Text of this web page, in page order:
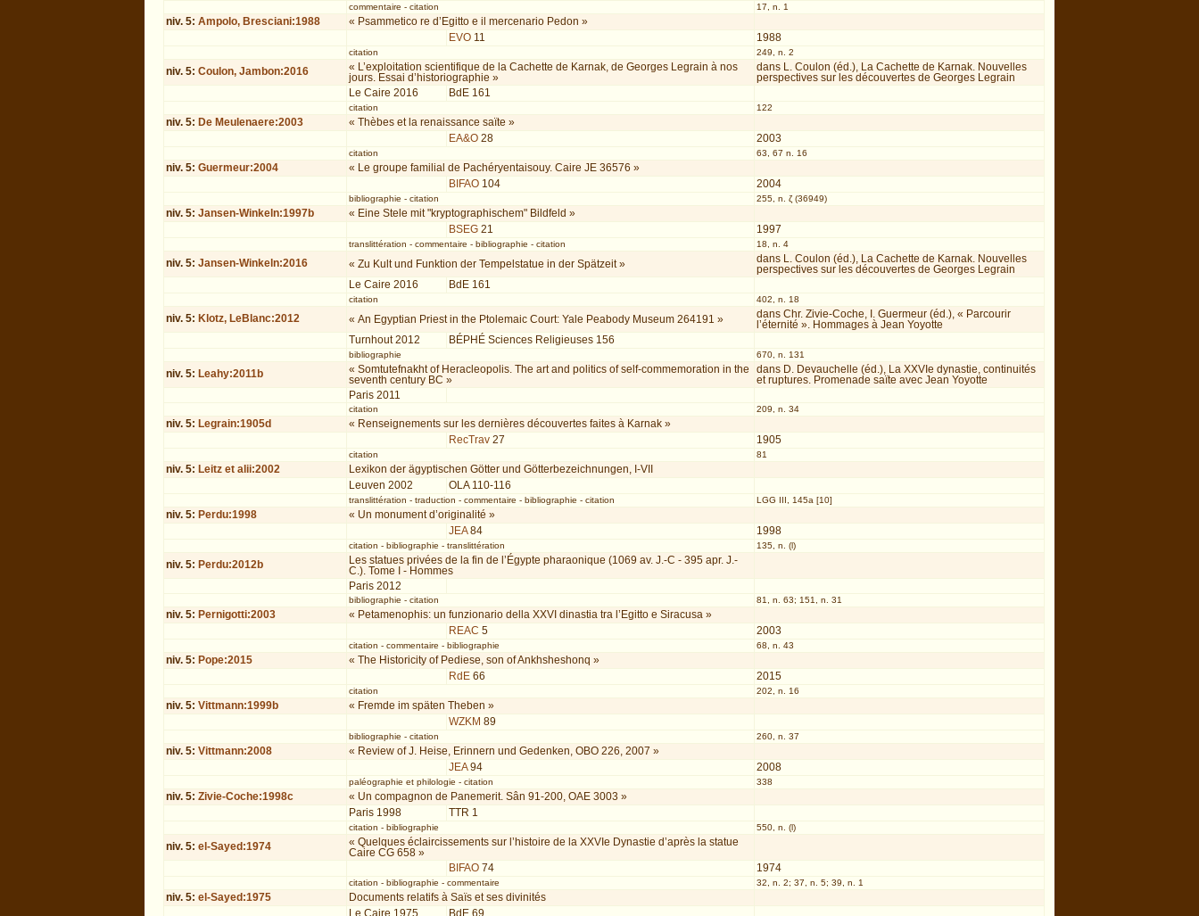
commentaire - citation 17, n. 1
niv. 5:Ampolo, Bresciani:1988
« Psammetico re d’Egitto e il mercenario Pedon »
EVO 11 1988
citation 249, n. 2
niv. 5:Coulon, Jambon:2016
« L’exploitation scientifique de la Cachette de Karnak, de Georges Legrain à nos
jours. Essai d’historiographie »
dans L. Coulon (éd.), La Cachette de Karnak. Nouvelles
perspectives sur les découvertes de Georges Legrain
Le Caire 2016
BdE 161
citation 122
niv. 5: De Meulenaere:2003
« Thèbes et la renaissance saïte »
EA&O 28 2003
citation 63, 67 n. 16
niv. 5:Guermeur:2004
« Le groupe familial de Pachéryentaisouy. Caire JE 36576 »
BIFAO 104 2004
bibliographie - citation 255, n. ζ (36949)
niv. 5:Jansen-Winkeln:1997b
« Eine Stele mit "kryptographischem" Bildfeld »
BSEG 21 1997
translittération - commentaire - bibliographie - citation 18, n. 4
niv. 5:Jansen-Winkeln:2016 « Zu Kult und Funktion der Tempelstatue in der Spätzeit »
dans L. Coulon (éd.), La Cachette de Karnak. Nouvelles
perspectives sur les découvertes de Georges Legrain
Le Caire 2016
BdE 161
citation 402, n. 18
niv. 5: Klotz, LeBlanc:2012 « An Egyptian Priest in the Ptolemaic Court: Yale Peabody Museum 264191 »
dans Chr. Zivie-Coche, I. Guermeur (éd.), « Parcourir
l’éternité ». Hommages à Jean Yoyotte
Turnhout 2012
BÉPHÉ Sciences Religieuses 156
bibliographie 670, n. 131
niv. 5: Leahy:2011b
« Somtutefnakht of Heracleopolis. The art and politics of self-commemoration in the
seventh century BC »
dans D. Devauchelle (éd.), La XXVIe dynastie, continuités
et ruptures. Promenade saïte avec Jean Yoyotte
Paris 2011
citation 209, n. 34
niv. 5: Legrain:1905d
« Renseignements sur les dernières découvertes faites à Karnak »
RecTrav 27 1905
citation 81
niv. 5: Leitz et alii:2002
Lexikon der ägyptischen Götter und Götterbezeichnungen, I-VII
Leuven 2002
OLA 110-116
translittération - traduction - commentaire - bibliographie - citation LGG III, 145a [10]
niv. 5: Perdu:1998
« Un monument d’originalité »
JEA84 1998
citation - bibliographie - translittération 135, n. (l)
niv. 5: Perdu:2012b
Les statues privées de la fin de l’Égypte pharaonique (1069 av. J.-C - 395 apr. J.-
C.). Tome I - Hommes
Paris 2012
bibliographie - citation 81, n. 63; 151, n. 31
niv. 5: Pernigotti:2003
« Petamenophis: un funzionario della XXVI dinastia tra l’Egitto e Siracusa »
REAC 5 2003
citation - commentaire - bibliographie 68, n. 43
niv. 5: Pope:2015
« The Historicity of Pediese, son of Ankhsheshonq »
RdE 66 2015
citation 202, n. 16
niv. 5:Vittmann:1999b
« Fremde im späten Theben »
WZKM 89
bibliographie - citation 260, n. 37
niv. 5:Vittmann:2008
« Review of J. Heise, Erinnern und Gedenken, OBO 226, 2007 »
JEA94 2008
paléographie et philologie - citation 338
niv. 5:Zivie-Coche:1998c
« Un compagnon de Panemerit. Sân 91-200, OAE 3003 »
Paris 1998
TTR 1
citation - bibliographie 550, n. (l)
niv. 5:el-Sayed:1974
« Quelques éclaircissements sur l’histoire de la XXVIe Dynastie d’après la statue
Caire CG 658 »
BIFAO 74 1974
citation - bibliographie - commentaire 32, n. 2; 37, n. 5; 39, n. 1
niv. 5:el-Sayed:1975
Documents relatifs à Saïs et ses divinités
Le Caire 1975
BdE 69